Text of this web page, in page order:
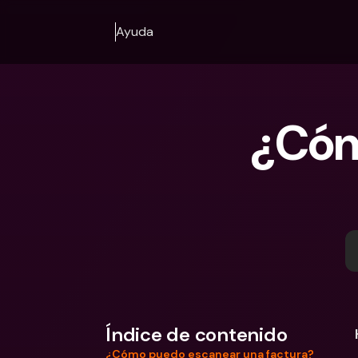
Ayuda
Índice de contenido
¿Cómo puedo escanear una factura?